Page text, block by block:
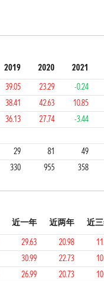
2019 2020
2021
39.05 23.29
-0.24
38.41 42.63
10.85
36.13 27.74
-3.44
4 2 3
29 81
49
330 955 358
近一年 近两年
近
29.63 20.98
30.99 22.73
26.99 20.73